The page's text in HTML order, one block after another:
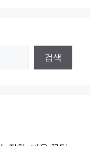
검색